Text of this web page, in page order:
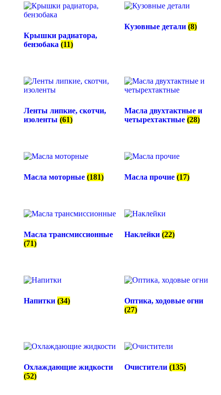
Крышки радиатора,
бензобака (11)
Кузовные детали (8)
Ленты липкие, скотчи,
изоленты (61)
Масла двухтактные и
четырехтактные (28)
Масла моторные (181) Масла прочие (17)
Масла трансмиссионные
(71)
Наклейки (22)
Напитки (34)
Оптика, ходовые огни
(27)
Охлаждающие жидкости
(52)
Очистители (135)